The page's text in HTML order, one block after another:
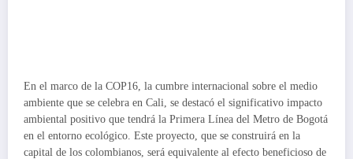
En el marco de la COP16, la cumbre internacional sobre el medio
ambiente que se celebra en Cali, se destacó el significativo impacto
ambiental positivo que tendrá la Primera Línea del Metro de Bogotá
en el entorno ecológico. Este proyecto, que se construirá en la
capital de los colombianos, será equivalente al efecto beneficioso de